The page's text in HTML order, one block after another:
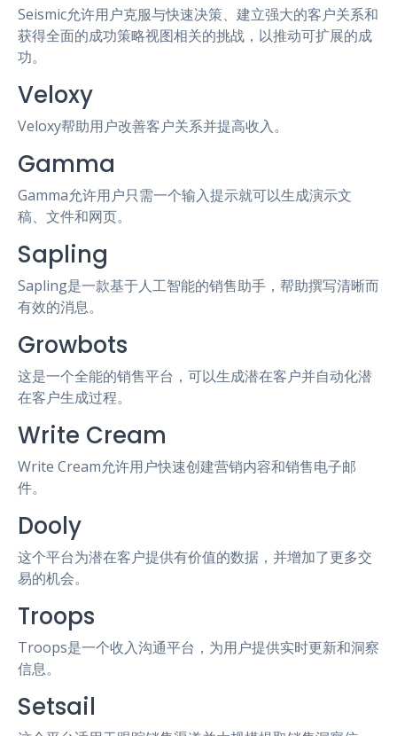
Seismic允许用户克服与快速决策、建立强大的客户关系和
获得全面的成功策略视图相关的挑战，以推动可扩展的成
功。
Veloxy
Veloxy帮助用户改善客户关系并提高收入。
Gamma
Gamma允许用户只需一个输入提示就可以生成演示文
稿、文件和网页。
Sapling
Sapling是一款基于人工智能的销售助手，帮助撰写清晰而
有效的消息。
Growbots
这是一个全能的销售平台，可以生成潜在客户并自动化潜
在客户生成过程。
Write Cream
Write Cream允许用户快速创建营销内容和销售电子邮
件。
Dooly
这个平台为潜在客户提供有价值的数据，并增加了更多交
易的机会。
Troops
Troops是一个收入沟通平台，为用户提供实时更新和洞察
信息。
Setsail